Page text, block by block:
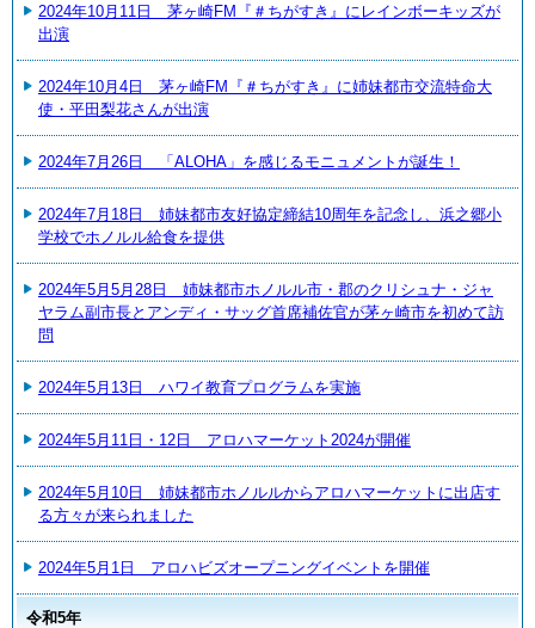
2024年10月11日 茅ヶ崎FM『＃ちがすき』にレインボーキッズが
出演
2024年10月4日 茅ヶ崎FM『＃ちがすき』に姉妹都市交流特命大
使・平田梨花さんが出演
2024年7月26日 「ALOHA」を感じるモニュメントが誕生！
2024年7月18日 姉妹都市友好協定締結10周年を記念し、浜之郷小
学校でホノルル給食を提供
2024年5月5月28日 姉妹都市ホノルル市・郡のクリシュナ・ジャ
ヤラム副市長とアンディ・サッグ首席補佐官が茅ヶ崎市を初めて訪
問
2024年5月13日 ハワイ教育プログラムを実施
2024年5月11日・12日 アロハマーケット2024が開催
2024年5月10日 姉妹都市ホノルルからアロハマーケットに出店す
る方々が来られました
2024年5月1日 アロハビズオープニングイベントを開催
令和5年